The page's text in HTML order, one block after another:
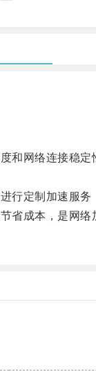
网络连接稳定
定制加速服务
成本，是网络